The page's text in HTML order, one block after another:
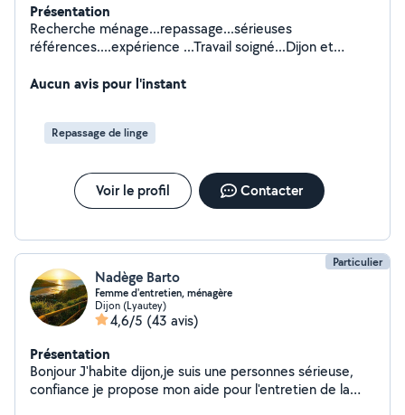
Présentation
Recherche ménage...repassage...sérieuses
références....expérience ...Travail soigné...Dijon et
tous renseignements et tarifs prestations..
Aucun avis pour l'instant
Repassage de linge
Voir le profil Contacter
Particulier
Nadège Barto
Femme d'entretien, ménagère
Dijon (Lyautey)
4,6/5 (43 avis)
Présentation
Bonjour J'habite dijon,je suis une personnes sérieuse,
confiance je propose mon aide pour l'entretien de la